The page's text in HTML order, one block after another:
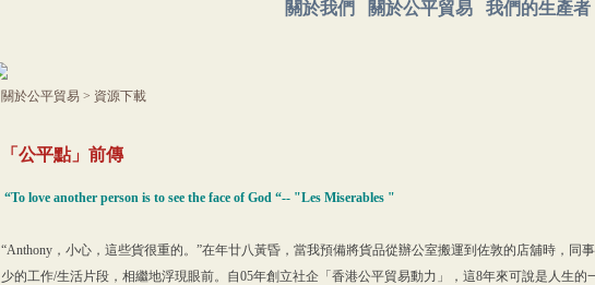
關於我們 關於公平貿易 我們的生產者
關於公平貿易 > 資源下載
「公平點」前傳
“To love another person is to see the face of God “-- "Les Miserables "
“Anthony，小心，這些貨很重的。”在年廿八黃昏，當我預備將貨品從辦公室搬運到佐敦的店舖時，同
少的工作/生活片段，相繼地浮現眼前。自05年創立社企「香港公平貿易動力」，這8年來可說是人生的